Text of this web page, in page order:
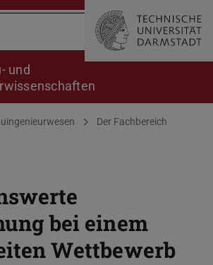
und
Der Fachbereich
bei einem
Wettbewerb